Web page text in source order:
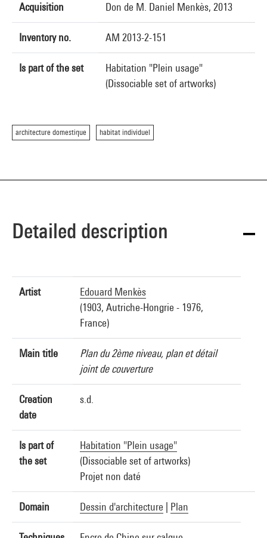
Acquisition Don de M. Daniel Menkès, 2013
Inventory no. AM 2013-2-151
Is part of the set
Habitation "Plein usage"
(Dissociable set of artworks)
architecture domestique habitat individuel
Detailed description
Artist
Edouard Menkès
(1903, Autriche-Hongrie - 1976,
France)
Main title
Plan du 2ème niveau, plan et détail
joint de couverture
Creation
date
s.d.
Is part of
the set
Habitation "Plein usage"
(Dissociable set of artworks)
Projet non daté
Domain Dessin d'architecture Plan